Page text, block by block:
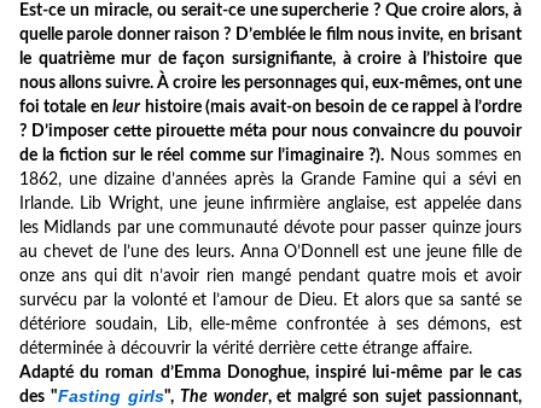
Est-ce un miracle, ou serait-ce une supercherie ? Que croire alors, à
quelle parole donner raison ? D’emblée le film nous invite, en brisant
le quatrième mur de façon sursignifiante, à croire à l’histoire que
nous allons suivre. À croire les personnages qui, eux-mêmes, ont une
foi totale enleurhistoire (mais avait-on besoin de ce rappel à l’ordre
? D’imposer cette pirouette méta pour nous convaincre du pouvoir
de la fiction sur le réel comme sur l’imaginaire ?).Nous sommes en
1862, une dizaine d’années après la Grande Famine qui a sévi en
Irlande. Lib Wright, une jeune infirmière anglaise, est appelée dans
les Midlands par une communauté dévote pour passer quinze jours
au chevet de l’une des leurs. Anna O’Donnell est une jeune fille de
onze ans qui dit n’avoir rien mangé pendant quatre mois et avoir
survécu par la volonté et l’amour de Dieu. Et alors que sa santé se
détériore soudain, Lib, elle-même confrontée à ses démons, est
déterminée à découvrir la vérité derrière cette étrange affaire.
Adapté du roman d’Emma Donoghue, inspiré lui-même par le cas
des "Fasting girls", The wonder, et malgré son sujet passionnant,